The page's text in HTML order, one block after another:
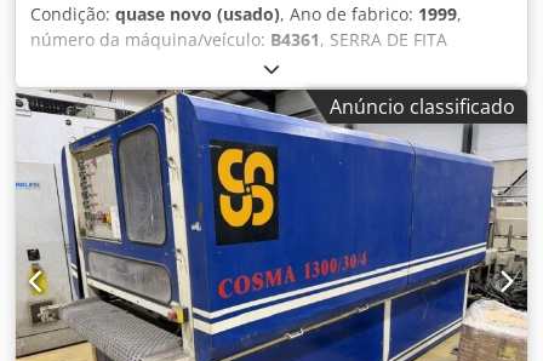
Condição: quase novo (usado), Ano de fabrico: 1999,
número da máquina/veículo: B4361, SERRA DE FITA
AGAZZANI, modelo 700 Diâmetro da lâmina: 700 mm
Dedpfx Afjzq Akkj Rjck Altura de corte: 405 mm Largura de
corte: 680 mm Velocidade da lâmina: 1570 RPM Velocidade
de rotação: 715 RPM Dimensões: 1290x730x2270 mm Peso:
400 kg Tensão de alimentação: 400 V Potência: 3 kW
Disponível para visualização nas Ardenas.
Anúncio classificado